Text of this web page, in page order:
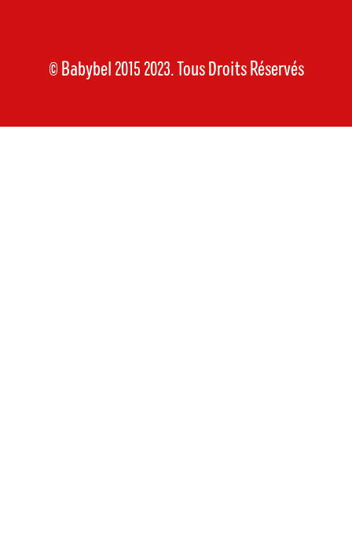
© Babybel 2015 2023. Tous Droits Réservés